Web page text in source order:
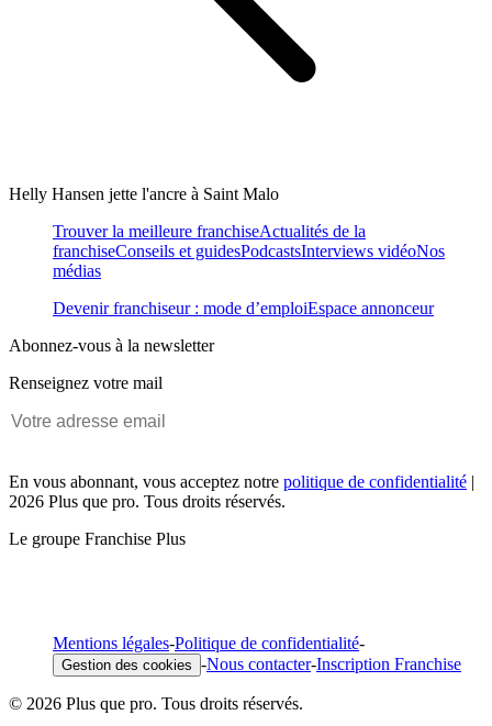
Helly Hansen jette l'ancre à Saint Malo
Trouver la meilleure franchiseActualités de la
franchiseConseils et guidesPodcastsInterviews vidéoNos
médias
Devenir franchiseur : mode d’emploiEspace annonceur
Abonnez-vous à la newsletter
Renseignez votre mail
En vous abonnant, vous acceptez notre politique de confidentialité |
2026 Plus que pro. Tous droits réservés.
Le groupe Franchise Plus
Mentions légales-Politique de confidentialité-
Gestion des cookies -Nous contacter-Inscription Franchise
© 2026 Plus que pro. Tous droits réservés.